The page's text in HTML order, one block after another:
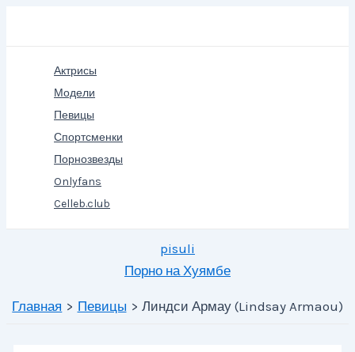
Актрисы
Модели
Певицы
Спортсменки
Порнозвезды
Onlyfans
Celleb.club
pisuli
Порно на Хуямбе
Главная Певицы Линдси Армау (Lindsay Armaou)